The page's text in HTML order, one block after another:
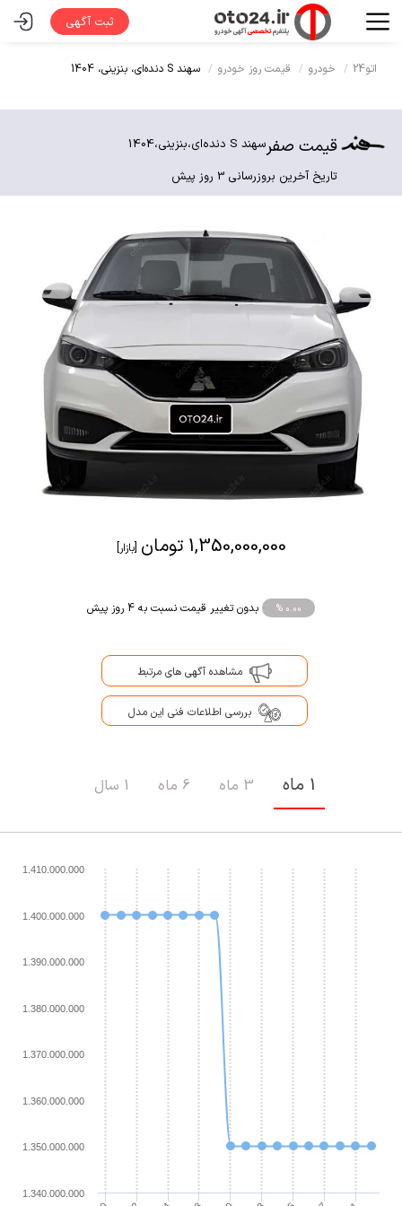
ثبت آگهی
اتو24 خودرو قیمت روز خودرو سهند S دنده‌ای، بنزینی، 1404
قیمت صفرسهند S دنده‌ای، بنزینی،1404
تاریخ آخرین بروزرسانی 3 روز پیش
1,350,000,000 تومان [بازار]
% 0.00 بدون تغییر قیمت نسبت به 4 روز پیش
مشاهده آگهی های مرتبط
بررسی اطلاعات فنی این مدل
1 ماه 3 ماه 6 ماه 1 سال
1.340.000.000
1.350.000.000
1.360.000.000
1.370.000.000
1.380.000.000
1.390.000.000
1.400.000.000
1.410.000.000